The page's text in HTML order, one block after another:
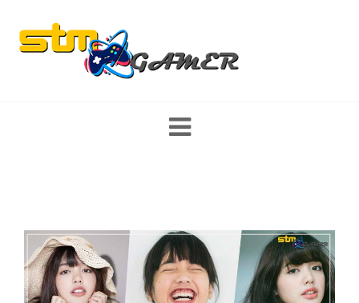
content
mobile และ PC มาแรง เกมใหม่ พร้อมแนะนำสเปคคอม อุปกรณ์เกม
มิ่ง เทคโนโลยี ที่สายเกมเมอร์ไม่ควรพลาด